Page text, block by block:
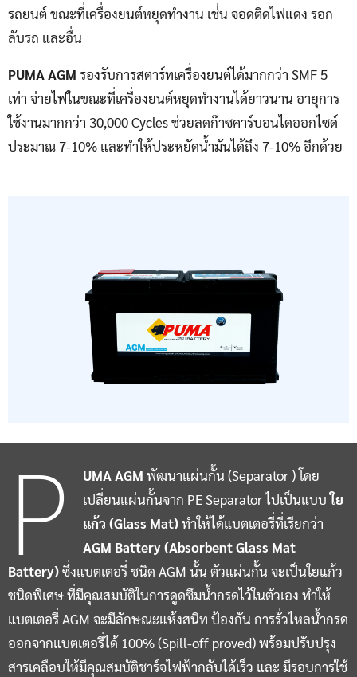
รถยนต์ ขณะที่เครื่องยนต์หยุดทำงาน เช่่น จอดติดไฟแดง รอก
ลับรถ และอื่น
PUMA AGM รองรับการสตาร์ทเครื่องยนต์ได้มากกว่า SMF 5
เท่า จ่ายไฟในขณะที่เครื่องยนต์หยุดทำงานได้ยาวนาน อายุการ
ใช้งานมากกว่า 30,000 Cycles ช่วยลดก๊าซคาร์บอนไดออกไซด์
ประมาณ 7-10% และทำให้ประหยัดน้ำมันได้ถึง 7-10% อีกด้วย
P UMA AGM พัฒนาแผ่นกั้น (Separator ) โดย
เปลี่ยนแผ่นกั้นจาก PE Separator ไปเป็นแบบใย
แก้ว (Glass Mat)ทำให้ได้แบตเตอรี่ที่เรียกว่า
AGM Battery (Absorbent Glass Mat
Battery)ซึ่งแบตเตอรี่ ชนิด AGM นั้น ตัวแผ่นกั้น จะเป็นใยแก้ว
ชนิดพิเศษ ที่มีคุณสมบัติในการดูดซึมน้ำกรดไว้ในตัวเอง ทำให้
แบตเตอรี่ AGM จะมีลักษณะแห้งสนิท ป้องกัน การรั่วไหลน้ำกรด
ออกจากแบตเตอรี่ได้ 100% (Spill-off proved) พร้อมปรับปรุง
สารเคลือบให้มีคุณสมบัติชาร์จไฟฟ้ากลับได้เร็ว และ มีรอบการใช้